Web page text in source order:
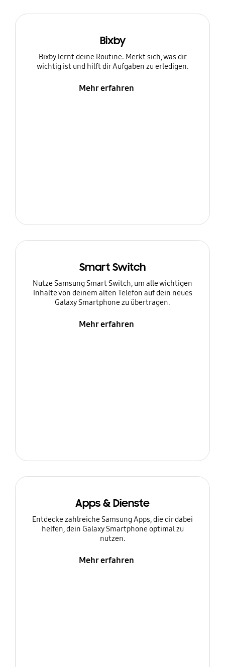
Bixby
Bixby lernt deine Routine. Merkt sich, was dir
wichtig ist und hilft dir Aufgaben zu erledigen.
Mehr erfahren
Smart Switch
Nutze Samsung Smart Switch, um alle wichtigen
Inhalte von deinem alten Telefon auf dein neues
Galaxy Smartphone zu übertragen.
Mehr erfahren
Apps & Dienste
Entdecke zahlreiche Samsung Apps, die dir dabei
helfen, dein Galaxy Smartphone optimal zu
nutzen.
Mehr erfahren